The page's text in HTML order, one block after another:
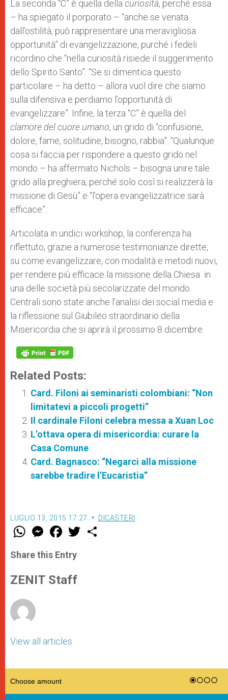
La seconda “C” è quella della curiosità, perché essa
– ha spiegato il porporato – “anche se venata
dall’ostilità, può rappresentare una meravigliosa
opportunità” di evangelizzazione, purché i fedeli
ricordino che “nella curiosità risiede il suggerimento
dello Spirito Santo”. “Se si dimentica questo
particolare – ha detto – allora vuol dire che siamo
sulla difensiva e perdiamo l’opportunità di
evangelizzare”. Infine, la terza “C” è quella del
clamore del cuore umano, un grido di “confusione,
dolore, fame, solitudine, bisogno, rabbia”. “Qualunque
cosa si faccia per rispondere a questo grido nel
mondo – ha affermato Nichols – bisogna unire tale
grido alla preghiera, perché solo così si realizzerà la
missione di Gesù” e “l’opera evangelizzatrice sarà
efficace”.
​Articolata in undici workshop, la conferenza ha
riflettuto, grazie a numerose testimonianze dirette,
su come evangelizzare, con modalità e metodi nuovi,
per rendere più efficace la missione della Chiesa in
una delle società più secolarizzate del mondo.
Centrali sono state anche l’analisi dei social media e
la riflessione sul Giubileo straordinario della
Misericordia che si aprirà il prossimo 8 dicembre.
Related Posts:
Card. Filoni ai seminaristi colombiani: “Non
limitatevi a piccoli progetti”
Il cardinale Filoni celebra messa a Xuan Loc
L’ottava opera di misericordia: curare la
Casa Comune
Card. Bagnasco: “Negarci alla missione
sarebbe tradire l’Eucaristia”
LUGLIO 13, 2015 17:27 DICASTERI
W
t
s
p
p
M
e
s
e
g
e
F
a
e
b
o
k
w
Share this Entry
ZENIT Staff
View all articles